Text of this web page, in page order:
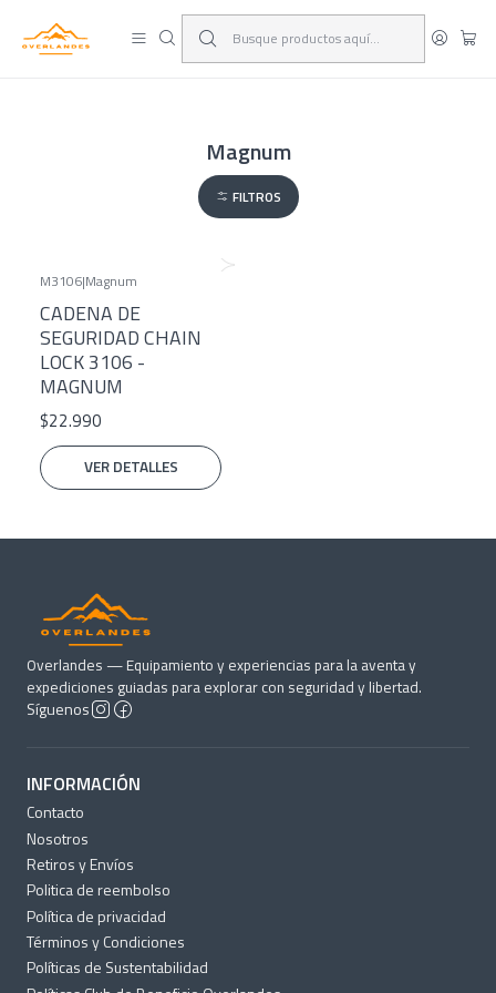
¡Viaja y deja las excusas!
Magnum
FILTROS
M3106|Magnum
CADENA DE
SEGURIDAD CHAIN
LOCK 3106 -
MAGNUM
$22.990
VER DETALLES
Overlandes — Equipamiento y experiencias para la aventa y
expediciones guiadas para explorar con seguridad y libertad.
Síguenos
INFORMACIÓN
Contacto
Nosotros
Retiros y Envíos
Politica de reembolso
Política de privacidad
Términos y Condiciones
Políticas de Sustentabilidad